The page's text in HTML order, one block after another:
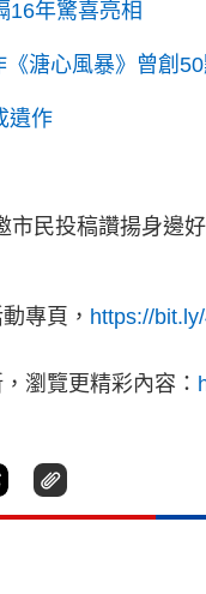
16年驚喜亮相
溏心風暴》曾創
遺作
市民投稿讚揚身邊
專頁， https://
瀏覽更精彩內容：